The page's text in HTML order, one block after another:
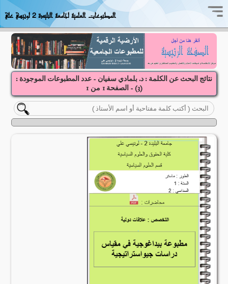
المطبوعات العلمية لجامعة البليدة 2 لونيسي علي
نتائج البحث عن الكلمة : د. بلمادي سفيان - عدد المطبوعات الموجودة :
(
3) - الصفحة1 من1